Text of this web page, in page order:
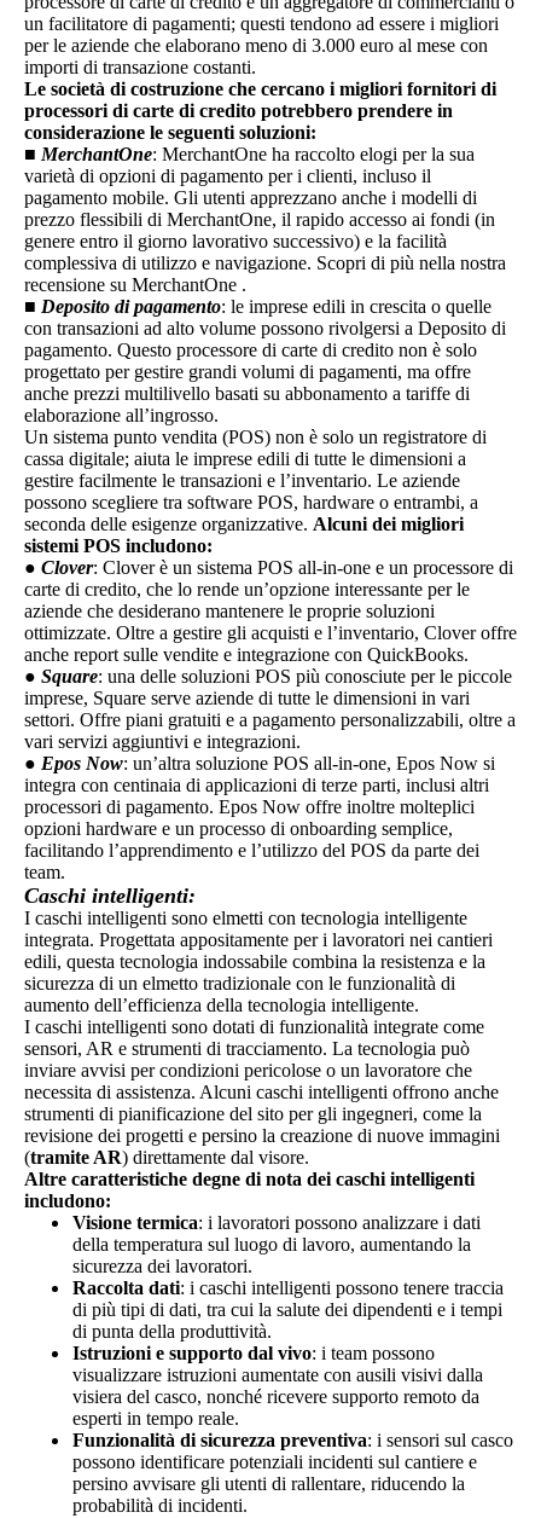
un facilitatore di pagamenti; questi tendono ad essere i migliori
per le aziende che elaborano meno di 3.000 euro al mese con
importi di transazione costanti.
Le società di costruzione che cercano i migliori fornitori di
processori di carte di credito potrebbero prendere in
considerazione le seguenti soluzioni:
■MerchantOne: MerchantOne ha raccolto elogi per la sua
varietà di opzioni di pagamento per i clienti, incluso il
pagamento mobile. Gli utenti apprezzano anche i modelli di
prezzo flessibili di MerchantOne, il rapido accesso ai fondi (in
genere entro il giorno lavorativo successivo) e la facilità
complessiva di utilizzo e navigazione. Scopri di più nella nostra
recensione su MerchantOne .
■ Deposito di pagamento: le imprese edili in crescita o quelle
con transazioni ad alto volume possono rivolgersi a Deposito di
pagamento. Questo processore di carte di credito non è solo
progettato per gestire grandi volumi di pagamenti, ma offre
anche prezzi multilivello basati su abbonamento a tariffe di
elaborazione all’ingrosso.
Un sistema punto vendita (POS) non è solo un registratore di
cassa digitale; aiuta le imprese edili di tutte le dimensioni a
gestire facilmente le transazioni e l’inventario. Le aziende
possono scegliere tra software POS, hardware o entrambi, a
seconda delle esigenze organizzative. Alcuni dei migliori
sistemi POS includono:
● Clover: Clover è un sistema POS all-in-one e un processore di
carte di credito, che lo rende un’opzione interessante per le
aziende che desiderano mantenere le proprie soluzioni
ottimizzate. Oltre a gestire gli acquisti e l’inventario, Clover offre
anche report sulle vendite e integrazione con QuickBooks.
● Square: una delle soluzioni POS più conosciute per le piccole
imprese, Square serve aziende di tutte le dimensioni in vari
settori. Offre piani gratuiti e a pagamento personalizzabili, oltre a
vari servizi aggiuntivi e integrazioni.
● Epos Now: un’altra soluzione POS all-in-one, Epos Now si
integra con centinaia di applicazioni di terze parti, inclusi altri
processori di pagamento. Epos Now offre inoltre molteplici
opzioni hardware e un processo di onboarding semplice,
facilitando l’apprendimento e l’utilizzo del POS da parte dei
team.
Caschi intelligenti:
I caschi intelligenti sono elmetti con tecnologia intelligente
integrata. Progettata appositamente per i lavoratori nei cantieri
edili, questa tecnologia indossabile combina la resistenza e la
sicurezza di un elmetto tradizionale con le funzionalità di
aumento dell’efficienza della tecnologia intelligente.
I caschi intelligenti sono dotati di funzionalità integrate come
sensori, AR e strumenti di tracciamento. La tecnologia può
inviare avvisi per condizioni pericolose o un lavoratore che
necessita di assistenza. Alcuni caschi intelligenti offrono anche
strumenti di pianificazione del sito per gli ingegneri, come la
revisione dei progetti e persino la creazione di nuove immagini
(tramite AR) direttamente dal visore.
Altre caratteristiche degne di nota dei caschi intelligenti
includono:
Visione termica: i lavoratori possono analizzare i dati
della temperatura sul luogo di lavoro, aumentando la
sicurezza dei lavoratori.
Raccolta dati: i caschi intelligenti possono tenere traccia
di più tipi di dati, tra cui la salute dei dipendenti e i tempi
di punta della produttività.
Istruzioni e supporto dal vivo: i team possono
visualizzare istruzioni aumentate con ausili visivi dalla
visiera del casco, nonché ricevere supporto remoto da
esperti in tempo reale.
Funzionalità di sicurezza preventiva: i sensori sul casco
possono identificare potenziali incidenti sul cantiere e
persino avvisare gli utenti di rallentare, riducendo la
probabilità di incidenti.